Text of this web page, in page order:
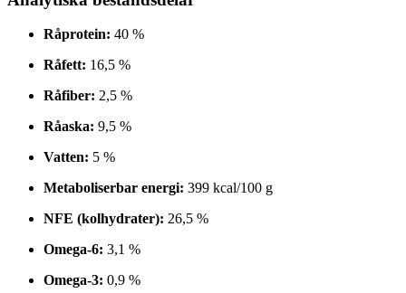
Råprotein: 40 %
Råfett: 16,5 %
Råfiber: 2,5 %
Råaska: 9,5 %
Vatten: 5 %
Metaboliserbar energi: 399 kcal/100 g
NFE (kolhydrater): 26,5 %
Omega-6: 3,1 %
Omega-3: 0,9 %